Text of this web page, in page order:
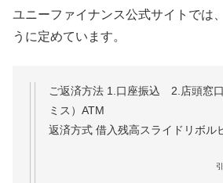
ユニーファイナンス公式サイトでは
うに定めています。
ご返済方法 1.口座振込 2.店頭窓
ミス）ATM
返済方式 借入残高スライドリボル